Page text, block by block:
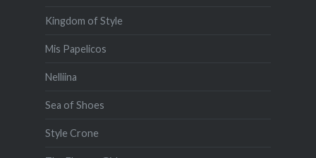
Kingdom of Style
Mis Papelicos
Nelliina
Sea of Shoes
Style Crone